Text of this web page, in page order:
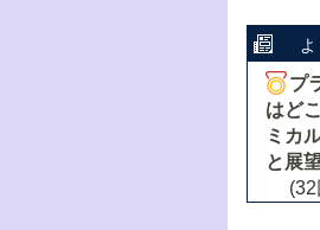
プ
はど
ミカ
と展